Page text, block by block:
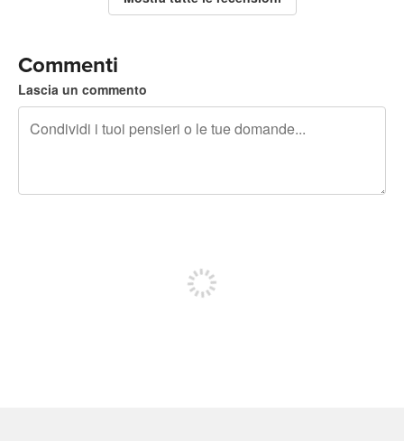
Commenti
Lascia un commento